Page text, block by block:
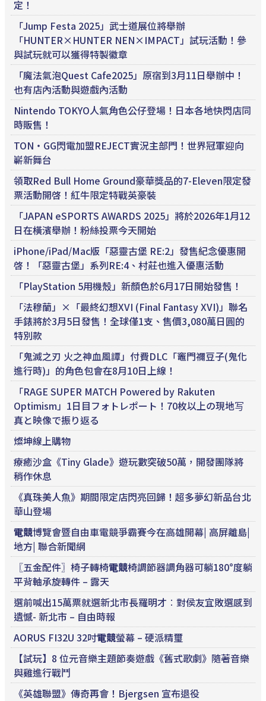
定！
「Jump Festa 2025」武士道展位將舉辦
「HUNTER×HUNTER NEN×IMPACT」試玩活動！參
與試玩就可以獲得特製徽章
「魔法氣泡Quest Cafe2025」原宿到3月11日舉辦中！
也有店內活動與遊戲內活動
Nintendo TOKYO人氣角色公仔登場！日本各地快閃店同
時販售！
TON・GG閃電加盟REJECT實況主部門！世界冠軍迎向
嶄新舞台
領取Red Bull Home Ground豪華獎品的7-Eleven限定發
票活動開啓！紅牛限定特戰英豪裝
「JAPAN eSPORTS AWARDS 2025」將於2026年1月12
日在橫濱舉辦！粉絲投票今天開始
iPhone/iPad/Mac版「惡靈古堡 RE:2」發售紀念優惠開
啓！「惡靈古堡」系列RE:4、村莊也進入優惠活動
「PlayStation 5用機殼」新顏色於6月17日開始發售！
「法穆蘭」×「最終幻想XVI (Final Fantasy XVI)」聯名
手錶將於3月5日發售！全球僅1支、售價3,080萬日圓的
特別款
「鬼滅之刃 火之神血風譚」付費DLC「竈門禰󠄀豆子(鬼化
進行時)」的角色包會在8月10日上線！
「RAGE SUPER MATCH Powered by Rakuten
Optimism」1日目フォトレポート！70枚以上の現地写
真と映像で振り返る
燦坤線上購物
療癒沙盒《Tiny Glade》遊玩數突破50萬，開發團隊將
稍作休息
《真珠美人魚》期間限定店閃亮回歸！超多夢幻新品台北
華山登場
電競博覽會暨自由車電競爭霸賽今在高雄開幕| 高屏離島|
地方| 聯合新聞網
〖五金配件〗椅子轉椅電競椅調節器調角器可躺180°度躺
平背軸承旋轉件 – 露天
選前喊出15萬票就選新北市長羅明才︰對侯友宜敗選感到
遺憾- 新北市 – 自由時報
AORUS FI32U 32吋電競螢幕 – 硬派精璽
【試玩】8 位元音樂主題節奏遊戲《舊式歌劇》隨著音樂
與雞進行戰鬥
《英雄聯盟》傳奇再會！Bjergsen 宣布退役